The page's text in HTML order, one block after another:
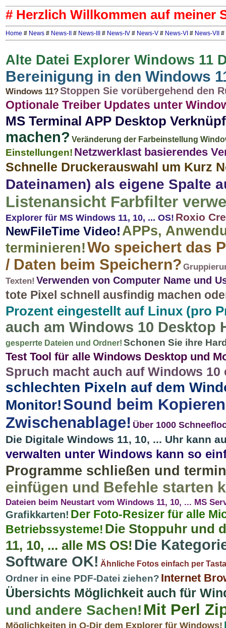
# Herzlich Willkommen auf meiner
Home # News # News-II # News-III # News-IV # News-V # News-VI # News-VII #
Alte Datei Explorer Windows 11
Bereinigung in den Windows
Windows 11?Stoppen Sie vorübergehend den
Optionale Treiber Updates unter
MS Terminal APP Desktop
machen? Veränderung der Farbeinstellung
Einstellungen! Netzwerklast basierendes
Schnelle Druckerauswahl um Kurz
Dateinamen) als eigene Spalte
Listenansicht Farbfilter
Explorer für MS Windows 11, 10, ... OS! Roxio
NewFileTime Video!APPs,
terminieren!Wo speichert das
/ Daten beim Speichern?
Texten! Verwenden von Computer Name und
tote Pixel schnell ausfindig machen
Prozent eingestellt auf Linux (pro
auch am Windows 10 Desktop
gesperrte Dateien und Ordner! Schonen Sie ihre
Test Tool für alle Windows Desktop und
Spruch macht auch auf Windows 10
schlechten Pixeln auf dem
Monitor!Sound beim
Zwischenablage! Über 1000
Die Digitale Windows 11, 10, ... Uhr kann
verwalten unter Windows kann so
Programme schließen und
einfügen und Befehle starten
Dateien beim Neustart vom Windows 11, 10, ... MS
Grafikkarten! Der Foto-Resizer für alle
Betriebssysteme! Die Stoppuhr und
11, 10, ... alle MS OS! Die
Software OK! Ähnliche Fotos einfach per
Ordner in eine PDF-Datei ziehen? Internet
Übersichts Möglichkeit auch für
und andere Sachen! Mit Perl
Möglichkeiten in Q-Dir dem Explorer für Windows!